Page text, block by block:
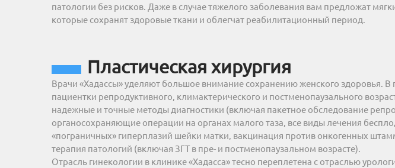
патологии без рисков. Даже в случае тяжелого заболевания вам предложат
которые сохранят здоровые ткани и облегчат реабилитационный период.
Пластическая хирургия
Врачи «Хадассы» уделяют большое внимание сохранению женского здоровья. В
пациентки репродуктивного, климактерического и постменопаузального
надежные и точные методы диагностики (включая пакетное обследование
органосохраняющие операции на органах малого таза, все виды лечения
«пограничных» гиперплазий шейки матки, вакцинация против онкогенных
терапия патологий (включая ЗГТ в пре- и постменопаузальном возрасте).
Отрасль гинекологии в клинике «Хадасса» тесно переплетена с отраслью